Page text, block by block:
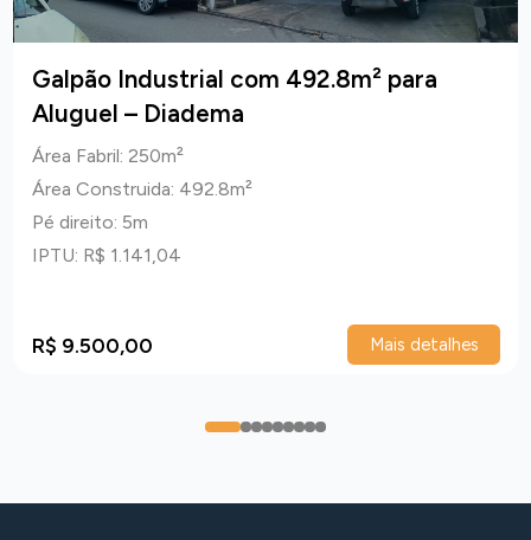
Galpão Industrial com 492.8m² para
Aluguel – Diadema
Área Fabril: 250m²
Área Construida: 492.8m²
Pé direito: 5m
IPTU: R$ 1.141,04
R$ 9.500,00 Mais detalhes
0 12345678